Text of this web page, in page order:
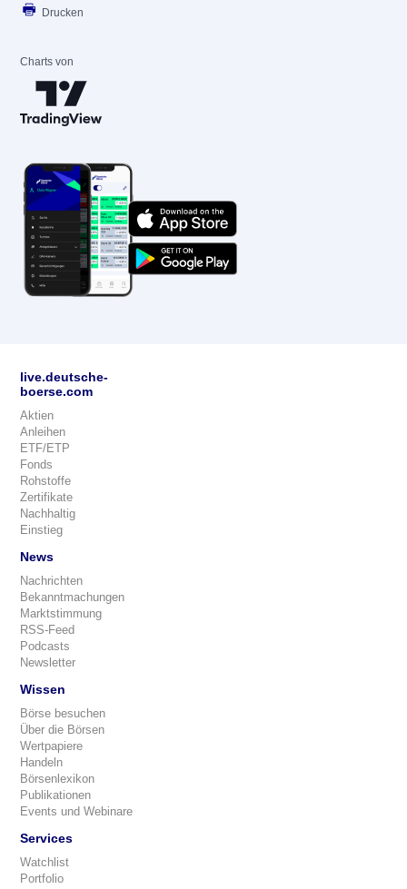
Drucken
Charts von
live.deutsche-
boerse.com
Aktien
Anleihen
ETF/ETP
Fonds
Rohstoffe
Zertifikate
Nachhaltig
Einstieg
News
Nachrichten
Bekanntmachungen
Marktstimmung
RSS-Feed
Podcasts
Newsletter
Wissen
Börse besuchen
Über die Börsen
Wertpapiere
Handeln
Börsenlexikon
Publikationen
Events und Webinare
Services
Watchlist
Portfolio